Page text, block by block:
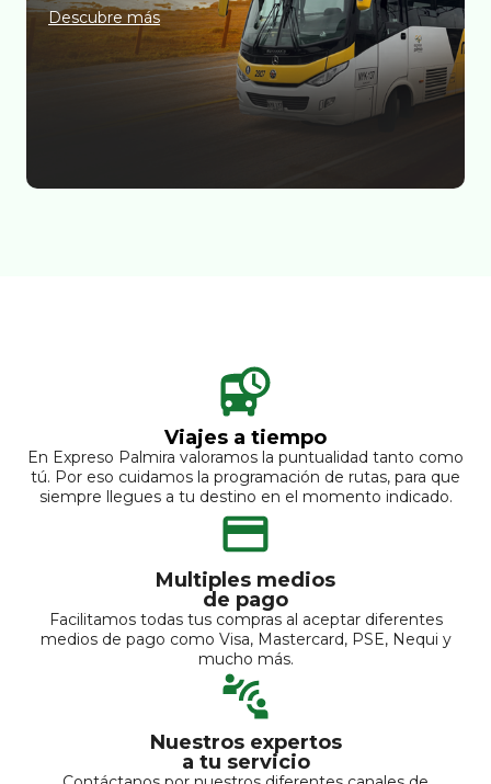
Descubre más
Viajes a tiempo
En Expreso Palmira valoramos la puntualidad tanto como
tú. Por eso cuidamos la programación de rutas, para que
siempre llegues a tu destino en el momento indicado.
Multiples medios
de pago
Facilitamos todas tus compras al aceptar diferentes
medios de pago como Visa, Mastercard, PSE, Nequi y
mucho más.
Nuestros expertos
a tu servicio